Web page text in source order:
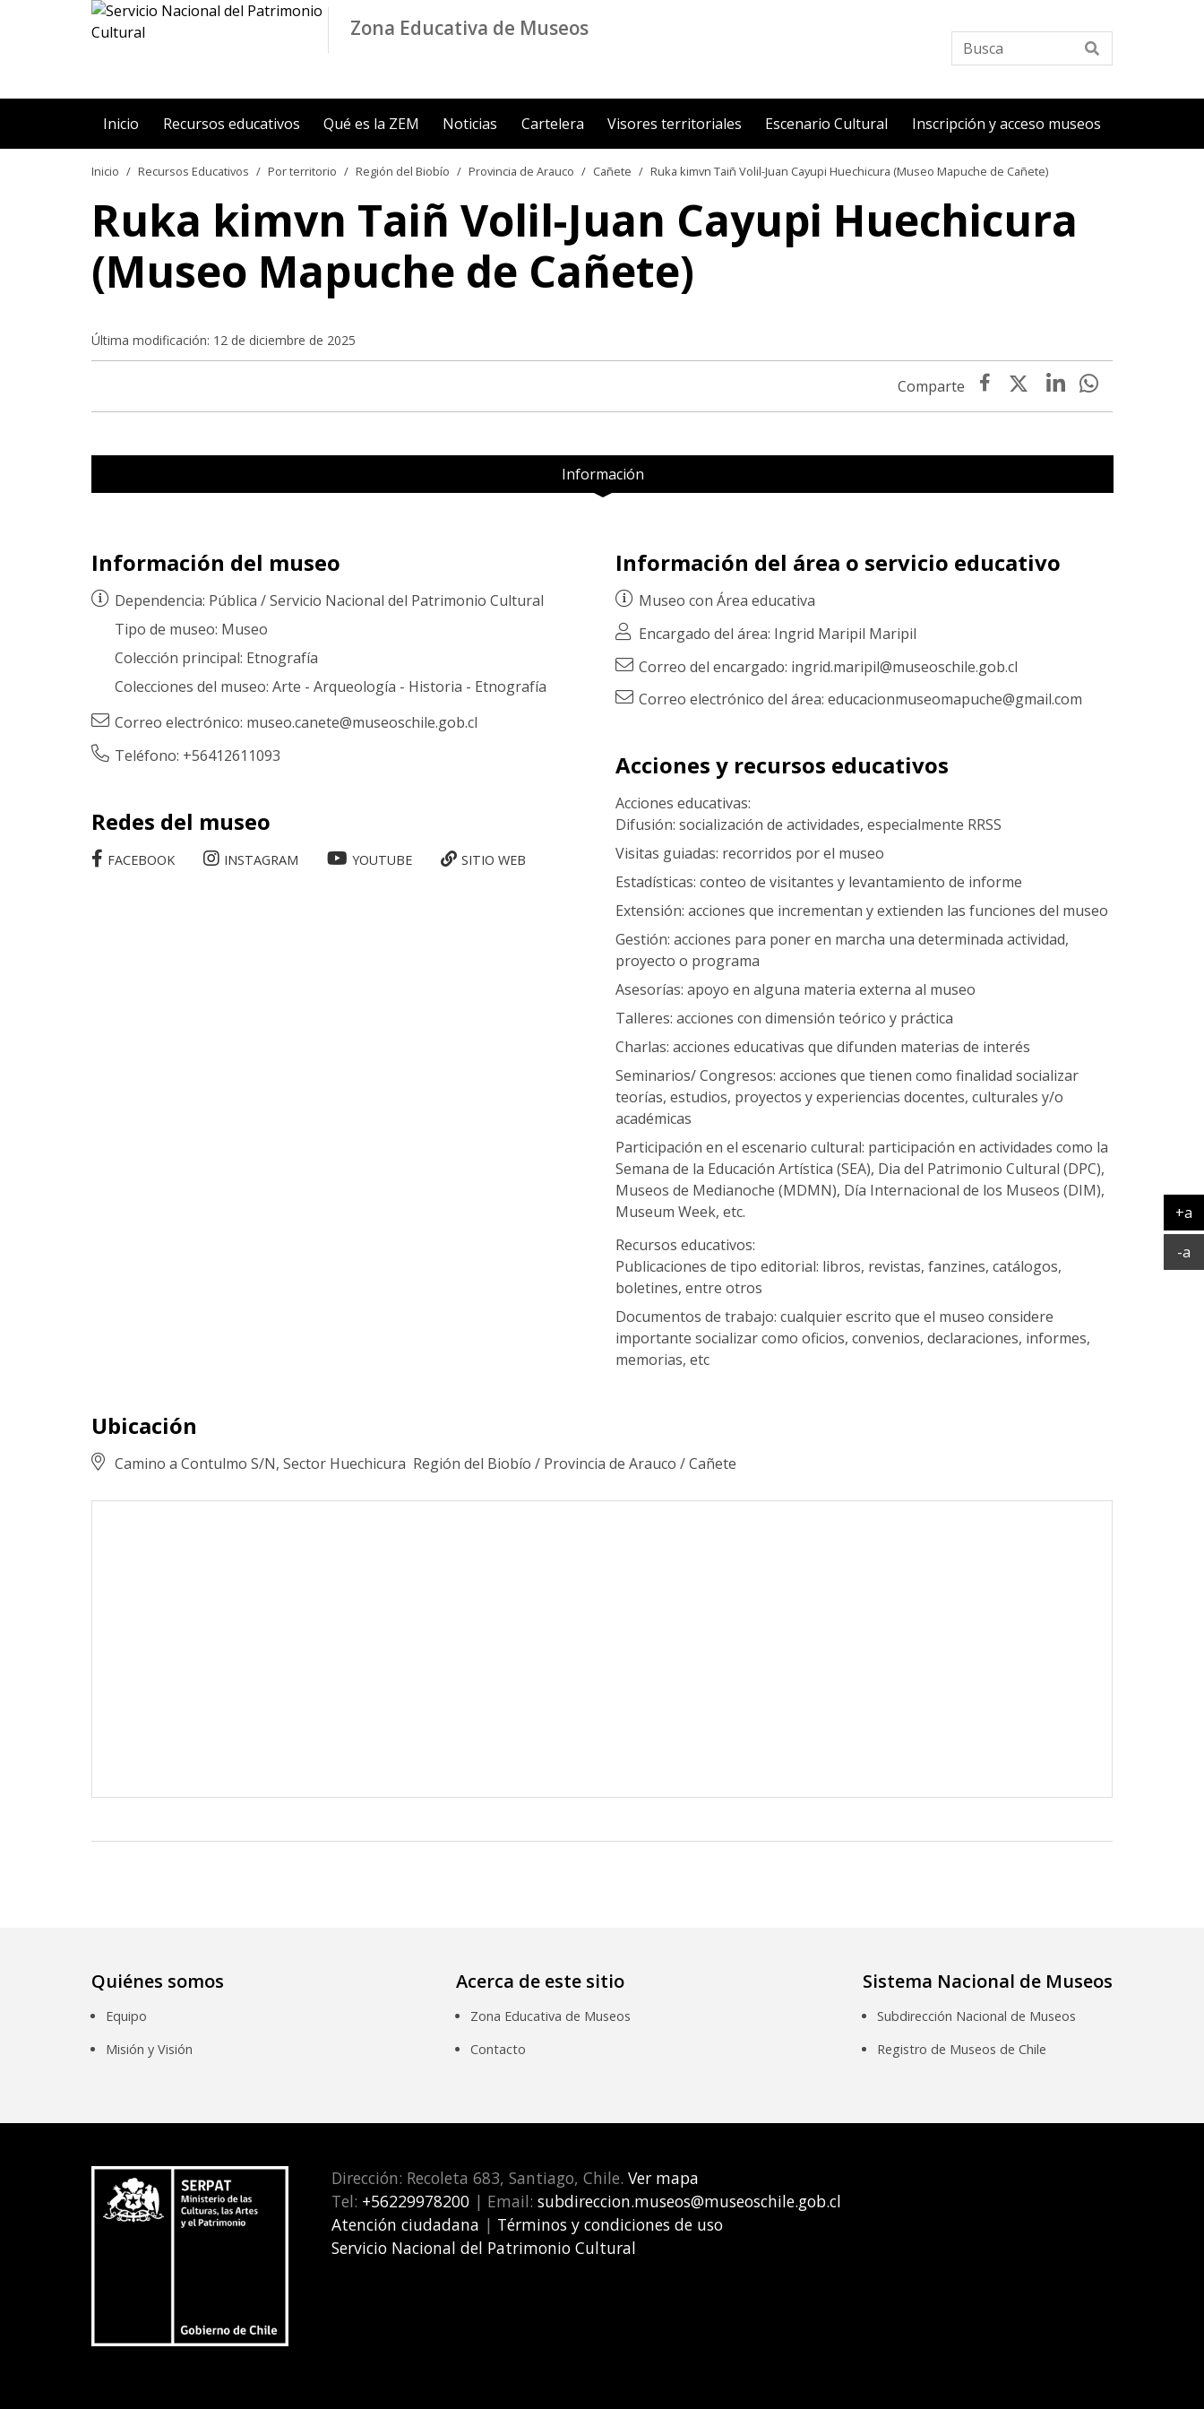
Contenido principal
Zona Educativa de Museos
Busca
Inicio Recursos educativos Qué es la ZEM Noticias Cartelera Visores territoriales Escenario Cultural Inscripción y acceso museos
Inicio Recursos Educativos Por territorio Región del Biobío Provincia de Arauco Cañete Ruka kimvn Taiñ Volil-Juan Cayupi Huechicura (Museo Mapuche de Cañete)
Ruka kimvn Taiñ Volil-Juan Cayupi Huechicura
(Museo Mapuche de Cañete)
Última modificación: 12 de diciembre de 2025
Información
Información del museo
Dependencia: Pública /Servicio Nacional del Patrimonio Cultural
Tipo de museo: Museo
Colección principal: Etnografía
Colecciones del museo: Arte - Arqueología - Historia - Etnografía
Correo electrónico: museo.canete@museoschile.gob.cl
Teléfono: +56412611093
Redes del museo
FACEBOOK INSTAGRAM YOUTUBE SITIO WEB
Información del área o servicio educativo
Museo con Área educativa
Encargado del área: Ingrid Maripil Maripil
Correo del encargado: ingrid.maripil@museoschile.gob.cl
Correo electrónico del área: educacionmuseomapuche@gmail.com
Acciones y recursos educativos
Acciones educativas:
Difusión: socialización de actividades, especialmente RRSS
Visitas guiadas: recorridos por el museo
Estadísticas: conteo de visitantes y levantamiento de informe
Extensión: acciones que incrementan y extienden las funciones del museo
Gestión: acciones para poner en marcha una determinada actividad,
proyecto o programa
Asesorías: apoyo en alguna materia externa al museo
Talleres: acciones con dimensión teórico y práctica
Charlas: acciones educativas que difunden materias de interés
Seminarios/ Congresos: acciones que tienen como finalidad socializar
teorías, estudios, proyectos y experiencias docentes, culturales y/o
académicas
Participación en el escenario cultural: participación en actividades como la
Semana de la Educación Artística (SEA), Dia del Patrimonio Cultural (DPC),
Museos de Medianoche (MDMN), Día Internacional de los Museos (DIM),
Museum Week, etc.
Recursos educativos:
Publicaciones de tipo editorial: libros, revistas, fanzines, catálogos,
boletines, entre otros
Documentos de trabajo: cualquier escrito que el museo considere
importante socializar como oficios, convenios, declaraciones, informes,
memorias, etc
Ubicación
Camino a Contulmo S/N, Sector Huechicura Región del Biobío / Provincia de Arauco /Cañete
Quiénes somos
Equipo
Misión y Visión
Acerca de este sitio
Zona Educativa de Museos
Contacto
Sistema Nacional de Museos
Subdirección Nacional de Museos
Registro de Museos de Chile
Dirección: Recoleta 683, Santiago, Chile. Ver mapa
Tel: +56229978200 | Email: subdireccion.museos@museoschile.gob.cl
Atención ciudadana | Términos y condiciones de uso
Servicio Nacional del Patrimonio Cultural
+a
-a